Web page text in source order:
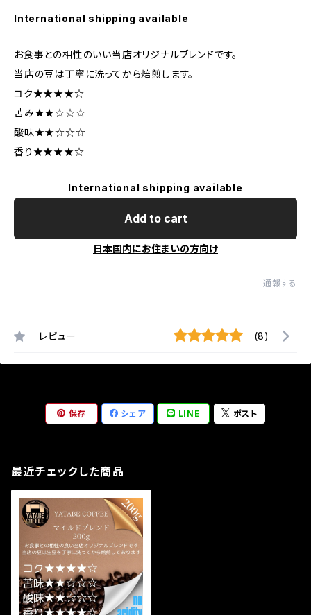
International shipping available
お食事との相性のいい当店オリジナルブレンドです。
当店の豆は丁寧に洗ってから焙煎します。
コク★★★★☆
苦み★★☆☆☆
酸味★★☆☆☆
香り★★★★☆
International shipping available
Add to cart
日本国内にお住まいの方向け
通報する
レビュー (8)
保存 シェア LINE ポスト
最近チェックした商品